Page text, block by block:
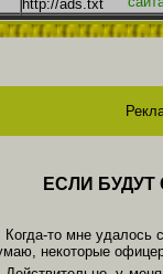
http://ads.txt
ЕСЛИ
Когда-то мне удалось
некоторые